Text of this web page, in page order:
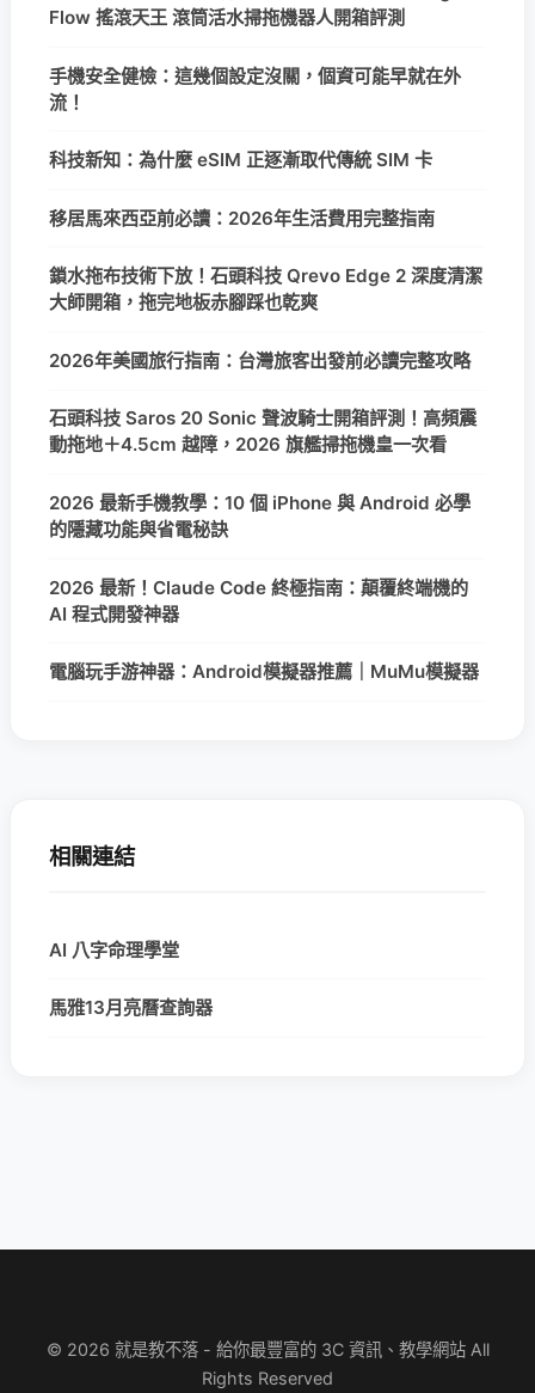
Flow 搖滾天王 滾筒活水掃拖機器人開箱評測
手機安全健檢：這幾個設定沒關，個資可能早就在外
流！
科技新知：為什麼 eSIM 正逐漸取代傳統 SIM 卡
移居馬來西亞前必讀：2026年生活費用完整指南
鎖水拖布技術下放！石頭科技 Qrevo Edge 2 深度清潔
大師開箱，拖完地板赤腳踩也乾爽
2026年美國旅行指南：台灣旅客出發前必讀完整攻略
石頭科技 Saros 20 Sonic 聲波騎士開箱評測！高頻震
動拖地＋4.5cm 越障，2026 旗艦掃拖機皇一次看
2026 最新手機教學：10 個 iPhone 與 Android 必學
的隱藏功能與省電秘訣
2026 最新！Claude Code 終極指南：顛覆終端機的
AI 程式開發神器
電腦玩手游神器：Android模擬器推薦｜MuMu模擬器
相關連結
AI 八字命理學堂
馬雅13月亮曆查詢器
© 2026 就是教不落 - 給你最豐富的 3C 資訊、教學網站 All
Rights Reserved